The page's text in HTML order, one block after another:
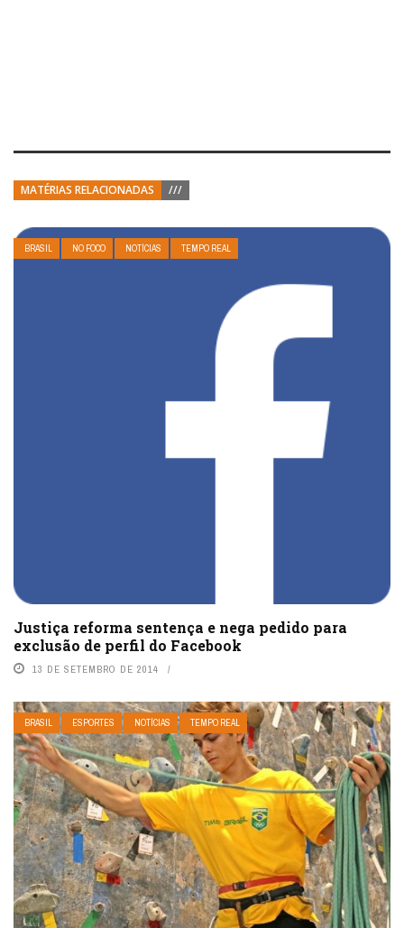
MATÉRIAS RELACIONADAS ///
BRASIL NO FOCO NOTÍCIAS TEMPO REAL
Justiça reforma sentença e nega pedido para
exclusão de perfil do Facebook
13 DE SETEMBRO DE 2014
BRASIL ESPORTES NOTÍCIAS TEMPO REAL